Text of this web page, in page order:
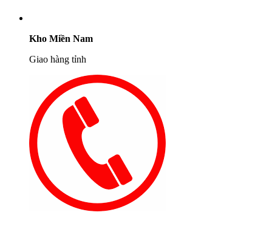
Kho Miền Nam
Giao hàng tỉnh